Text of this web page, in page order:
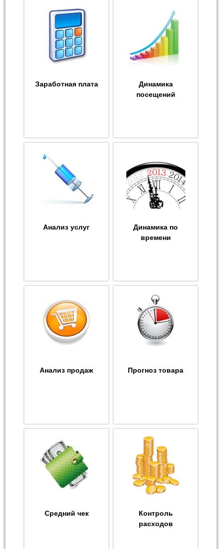
Заработная плата
Динамика
посещений
Анализ услуг
Динамика по
времени
Анализ продаж Прогноз товара
Средний чек
Контроль
расходов